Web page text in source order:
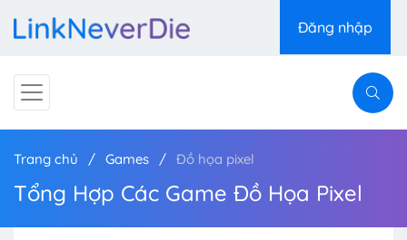
Đăng nhập
Trang chủ Games Đồ họa pixel
Tổng Hợp Các Game Đồ Họa Pixel